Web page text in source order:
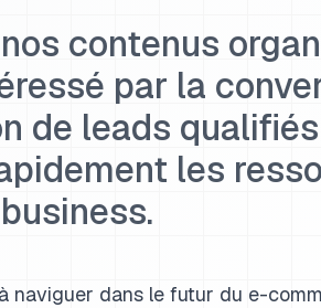
contenus
par la
de leads
les
naviguer dans le futur du e-